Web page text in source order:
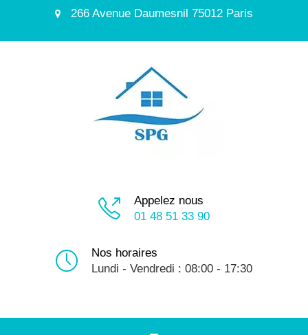
266 Avenue Daumesnil 75012 Paris
Appelez nous
01 48 51 33 90
Nos horaires
Lundi - Vendredi : 08:00 - 17:30